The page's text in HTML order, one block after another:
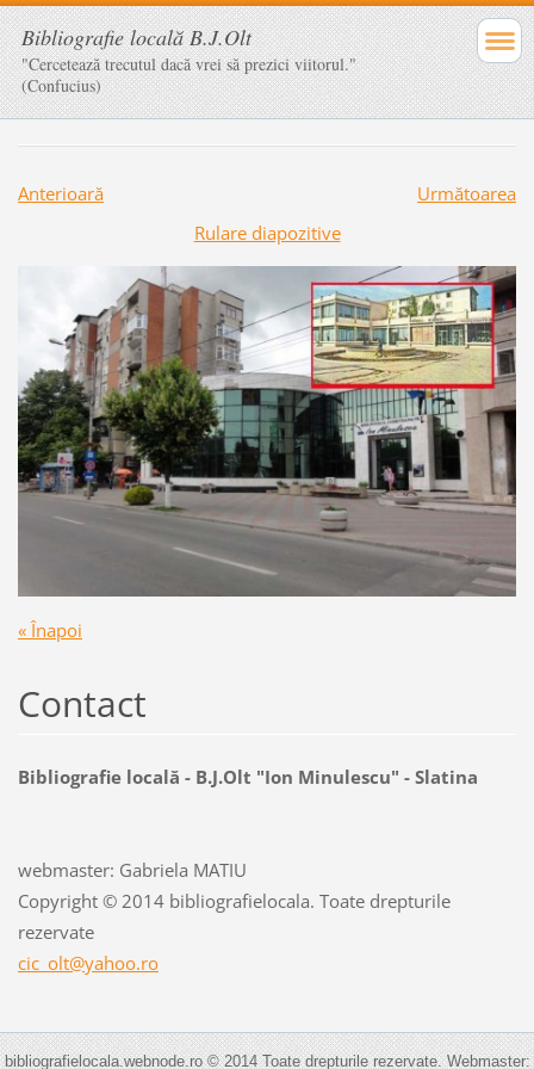
Bibliografie locală B.J.Olt
"Cercetează trecutul dacă vrei să prezici viitorul."
(Confucius)
Anterioară
Următoarea
Rulare diapozitive
« Înapoi
Contact
Bibliografie locală - B.J.Olt "Ion Minulescu" - Slatina
webmaster: Gabriela MATIU
Copyright © 2014 bibliografielocala. Toate drepturile
rezervate
cic_olt@yahoo.ro
bibliografielocala.webnode.ro © 2014 Toate drepturile rezervate. Webmaster: